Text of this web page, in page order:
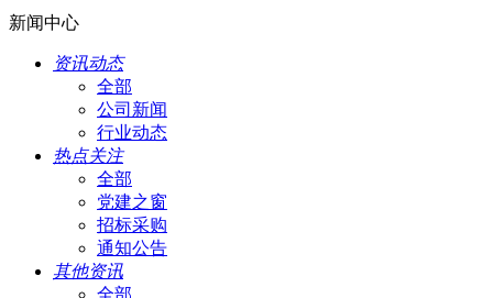
新闻中心
资讯动态
全部
公司新闻
行业动态
热点关注
全部
党建之窗
招标采购
通知公告
其他资讯
全部